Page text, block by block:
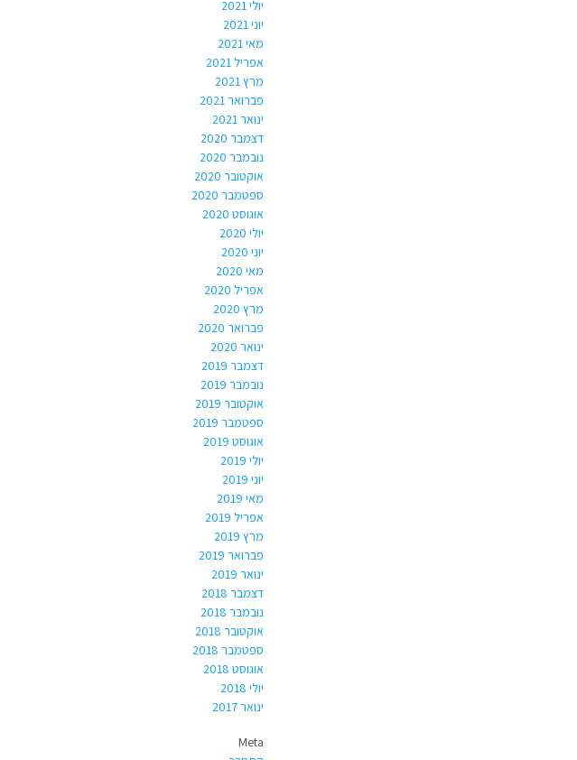
יולי 2021
יוני 2021
מאי 2021
אפריל 2021
מרץ 2021
פברואר 2021
ינואר 2021
דצמבר 2020
נובמבר 2020
אוקטובר 2020
ספטמבר 2020
אוגוסט 2020
יולי 2020
יוני 2020
מאי 2020
אפריל 2020
מרץ 2020
פברואר 2020
ינואר 2020
דצמבר 2019
נובמבר 2019
אוקטובר 2019
ספטמבר 2019
אוגוסט 2019
יולי 2019
יוני 2019
מאי 2019
אפריל 2019
מרץ 2019
פברואר 2019
ינואר 2019
דצמבר 2018
נובמבר 2018
אוקטובר 2018
ספטמבר 2018
אוגוסט 2018
יולי 2018
ינואר 2017
Meta